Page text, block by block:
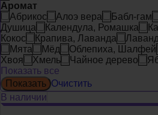
Аромат
Абрикос
Алоэ вера Бабл-гам
Душица
Календула, Ромашка
Кокос
Крапива, Лаванда
Мята
Мёд Облепиха, Шалфей
Хвоя
Хмель Чайное дерево
Показать все
Очистить
В наличии